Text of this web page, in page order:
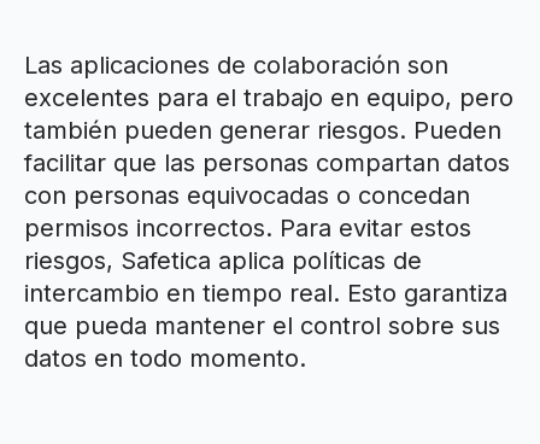
Las aplicaciones de colaboración son
excelentes para el trabajo en equipo, pero
también pueden generar riesgos. Pueden
facilitar que las personas compartan datos
con personas equivocadas o concedan
permisos incorrectos. Para evitar estos
riesgos, Safetica aplica políticas de
intercambio en tiempo real. Esto garantiza
que pueda mantener el control sobre sus
datos en todo momento.